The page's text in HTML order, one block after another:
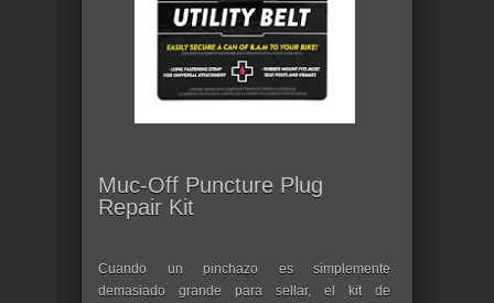
Muc-Off Puncture Plug
Repair Kit
Cuando un pinchazo es simplemente
demasiado grande para sellar, el kit de